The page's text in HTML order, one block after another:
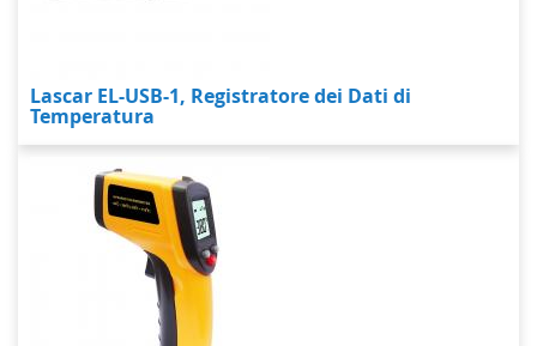
Lascar EL-USB-1, Registratore dei Dati di
Temperatura